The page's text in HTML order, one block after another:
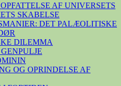
AF UNIVERSETS
SKABELSE
DET PALÆOLITISKE
DILEMMA
OG OPRINDELSE AF